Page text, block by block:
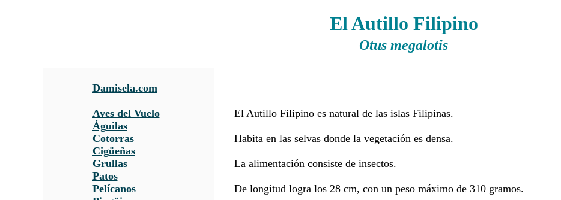
El Autillo Filipino
Otus megalotis
Damisela.com
Aves del Vuelo
Águilas
Cotorras
Cigüeñas
Grullas
Patos
Pelícanos
El Autillo Filipino es natural de las islas Filipinas.
Habita en las selvas donde la vegetación es densa.
La alimentación consiste de insectos.
De longitud logra los 28 cm, con un peso máximo de 310 gramos.